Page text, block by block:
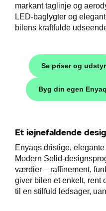
markant taglinje og
LED-baglygter og
bilens kraftfulde
Se priser og udstyr
Byg din egen Enyaq
Et iøjnefaldende
Enyaqs dristige,
Modern Solid-
værdier – raffinement,
giver bilen et enkelt, rent
til en stilfuld ledsager,